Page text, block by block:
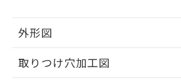
外形図
取りつけ穴加工図
欄に対応日を記載しておりました
既に当社にて対応品への在庫切
していることから、特段のこと
り、2022年1月12日より割愛して
す。